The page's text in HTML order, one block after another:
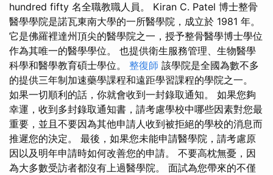
hundred fifty 名全職教職人員。 Kiran C. Patel 博士整骨
醫學學院是諾瓦東南大學的一所醫學院，成立於 1981 年。
它是佛羅裡達州頂尖的醫學院之一，授予整骨醫學博士學位
作為其唯一的醫學學位。 也提供衛生服務管理、生物醫學
科學和醫學教育碩士學位。 整復師 該學院是全國為數不多
的提供三年制加速藥學課程和遠距學習課程的學院之一。
如果一切順利的話，你就會收到一封錄取通知。 如果您夠
幸運，收到多封錄取通知書，請考慮學校中哪些因素對您最
重要，並且不要因為其他申請人收到被拒絕的學校的消息而
推遲您的決定。 最後，如果您未能申請醫學院，請考慮原
因以及明年申請時如何改善您的申請。 不要高枕無憂，因
為大多數受訪者都沒有上過醫學院。 面試為您帶來的不僅